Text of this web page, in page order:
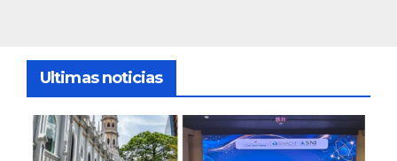
Ultimas noticias